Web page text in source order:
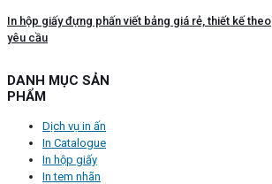
In hộp giấy đựng phấn viết bảng giá rẻ, thiết kế theo
yêu cầu
DANH MỤC SẢN
PHẨM
Dịch vụ in ấn
In Catalogue
In hộp giấy
In tem nhãn